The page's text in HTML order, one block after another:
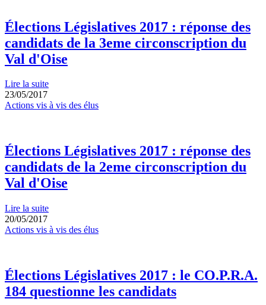
Élections Législatives 2017 : réponse des
candidats de la 3eme circonscription du
Val d'Oise
Lire la suite
23/05/2017
Actions vis à vis des élus
Élections Législatives 2017 : réponse des
candidats de la 2eme circonscription du
Val d'Oise
Lire la suite
20/05/2017
Actions vis à vis des élus
Élections Législatives 2017 : le CO.P.R.A.
184 questionne les candidats